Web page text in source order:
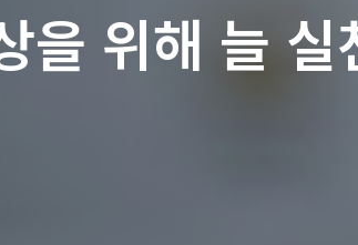
을 위해 늘